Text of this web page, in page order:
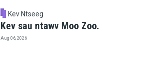
Kev Ntseeg
Kev sau ntawv Moo Zoo.
Aug 06, 2026